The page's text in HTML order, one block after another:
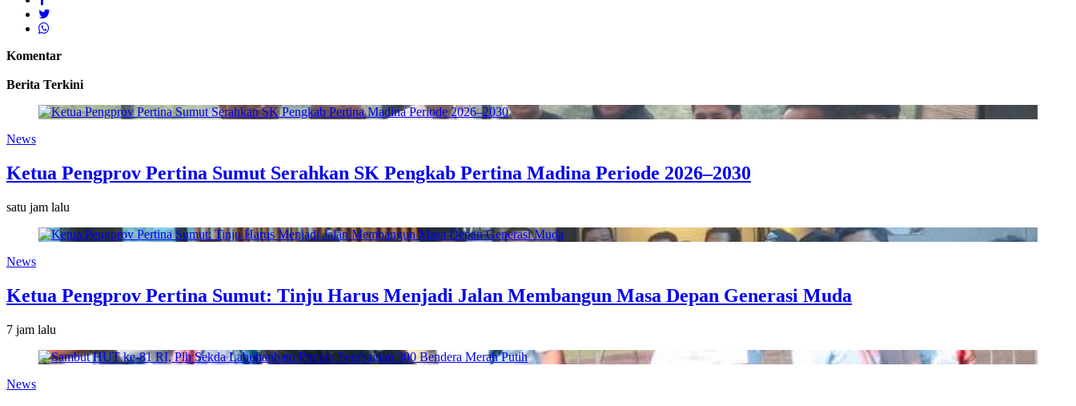
Komentar
Berita Terkini
News
Ketua Pengprov Pertina Sumut Serahkan SK Pengkab Pertina Madina Periode 2026–2030
satu jam lalu
News
Ketua Pengprov Pertina Sumut: Tinju Harus Menjadi Jalan Membangun Masa Depan Generasi Muda
7 jam lalu
News